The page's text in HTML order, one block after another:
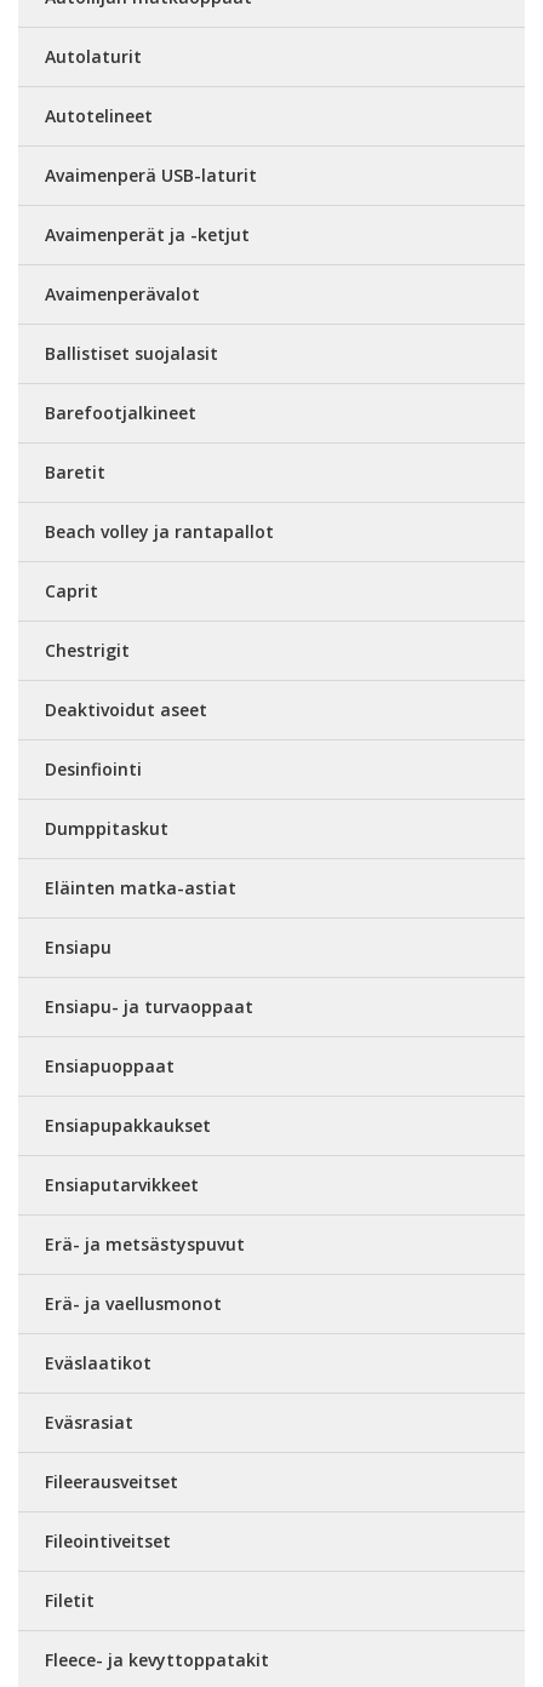
Autolaturit
Autotelineet
Avaimenperä USB-laturit
Avaimenperät ja -ketjut
Avaimenperävalot
Ballistiset suojalasit
Barefootjalkineet
Baretit
Beach volley ja rantapallot
Caprit
Chestrigit
Deaktivoidut aseet
Desinfiointi
Dumppitaskut
Eläinten matka-astiat
Ensiapu
Ensiapu- ja turvaoppaat
Ensiapuoppaat
Ensiapupakkaukset
Ensiaputarvikkeet
Erä- ja metsästyspuvut
Erä- ja vaellusmonot
Eväslaatikot
Eväsrasiat
Fileerausveitset
Fileointiveitset
Filetit
Fleece- ja kevyttoppatakit